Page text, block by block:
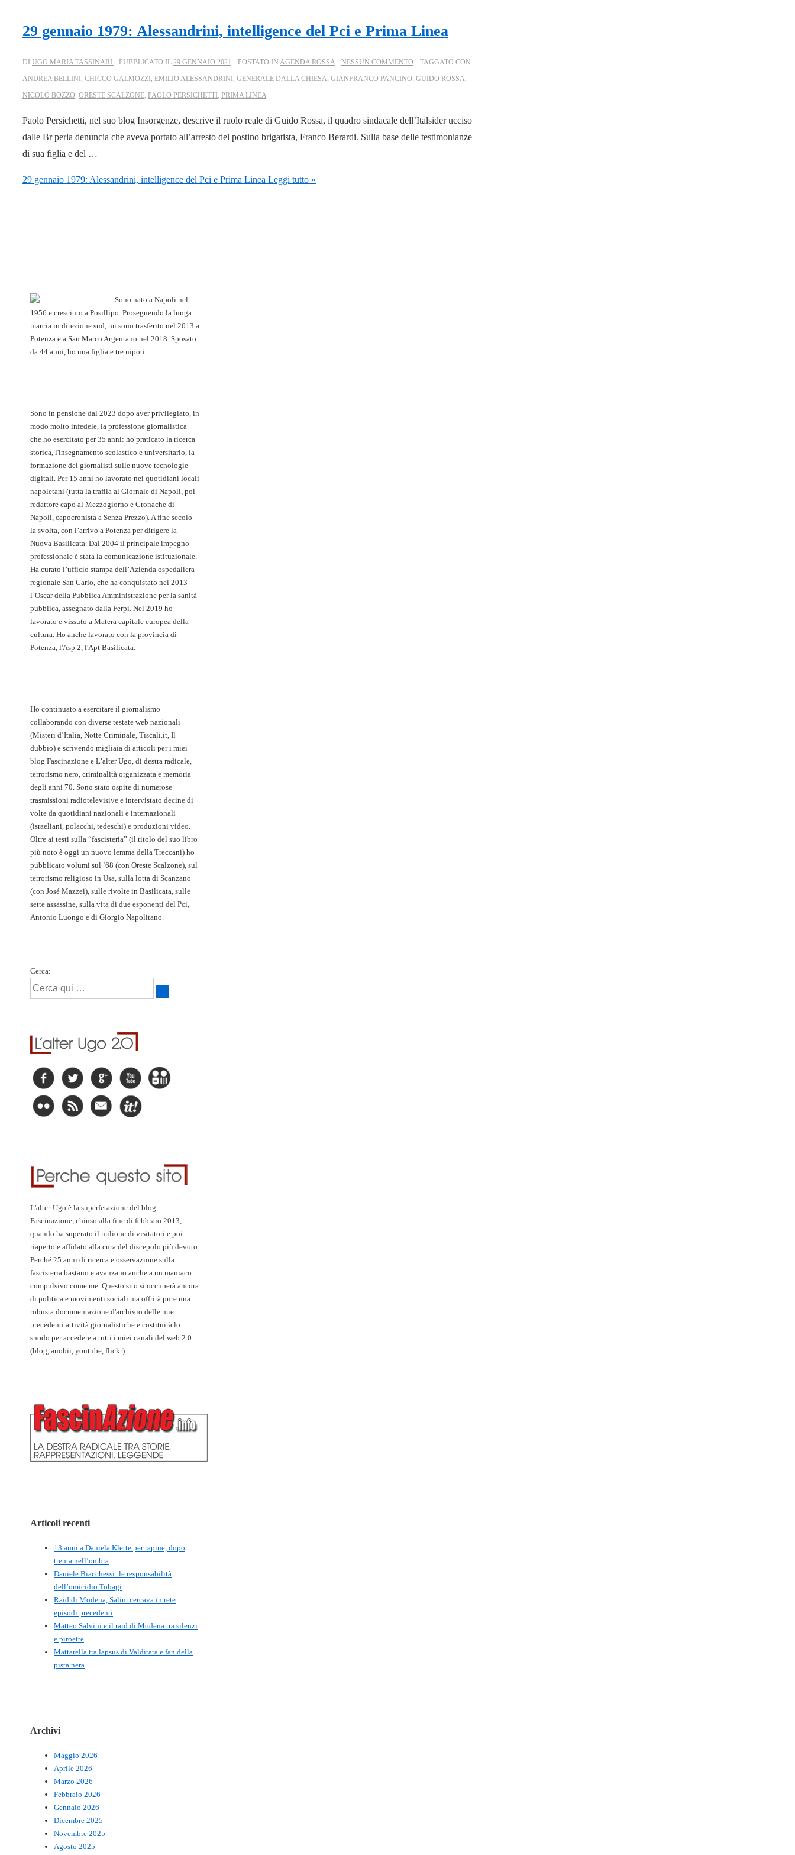
29 gennaio 1979: Alessandrini, intelligence del Pci e Prima Linea
DI UGO MARIA TASSINARI PUBBLICATO IL 29 GENNAIO 2021 POSTATO IN AGENDA ROSSA NESSUN COMMENTO
TAGGATO CON
ANDREA BELLINI , CHICCO GALMOZZI , EMILIO ALESSANDRINI , GENERALE DALLA CHIESA, GIANFRANCO PANCINO, GUIDO ROSSA,
NICOLÒ BOZZO, ORESTE SCALZONE, PAOLO PERSICHETTI , PRIMA LINEA
Paolo Persichetti, nel suo blog Insorgenze, descrive il ruolo reale di Guido Rossa, il quadro sindacale dell’Italsider ucciso
dalle Br perla denuncia che aveva portato all’arresto del postino brigatista, Franco Berardi. Sulla base delle testimonianze
di sua figlia e del …
29 gennaio 1979: Alessandrini, intelligence del Pci e Prima Linea Leggi tutto »
Sono nato a Napoli nel
1956 e cresciuto a Posillipo. Proseguendo la lunga
marcia in direzione sud, mi sono trasferito nel 2013 a
Potenza e a San Marco Argentano nel 2018. Sposato
da 44 anni, ho una figlia e tre nipoti.
Sono in pensione dal 2023 dopo aver privilegiato, in
modo molto infedele, la professione giornalistica
che ho esercitato per 35 anni: ho praticato la ricerca
storica, l'insegnamento scolastico e universitario, la
formazione dei giornalisti sulle nuove tecnologie
digitali. Per 15 anni ho lavorato nei quotidiani locali
napoletani (tutta la trafila al Giornale di Napoli, poi
redattore capo al Mezzogiorno e Cronache di
Napoli, capocronista a Senza Prezzo). A fine secolo
la svolta, con l’arrivo a Potenza per dirigere la
Nuova Basilicata. Dal 2004 il principale impegno
professionale è stata la comunicazione istituzionale.
Ha curato l’ufficio stampa dell’Azienda ospedaliera
regionale San Carlo, che ha conquistato nel 2013
l’Oscar della Pubblica Amministrazione per la sanità
pubblica, assegnato dalla Ferpi. Nel 2019 ho
lavorato e vissuto a Matera capitale europea della
cultura. Ho anche lavorato con la provincia di
Potenza, l'Asp 2, l'Apt Basilicata.
Ho continuato a esercitare il giornalismo
collaborando con diverse testate web nazionali
(Misteri d’Italia, Notte Criminale, Tiscali.it, Il
dubbio) e scrivendo migliaia di articoli per i miei
blog Fascinazione e L’alter Ugo, di destra radicale,
terrorismo nero, criminalità organizzata e memoria
degli anni 70. Sono stato ospite di numerose
trasmissioni radiotelevisive e intervistato decine di
volte da quotidiani nazionali e internazionali
(israeliani, polacchi, tedeschi) e produzioni video.
Oltre ai testi sulla “fascisteria” (il titolo del suo libro
più noto è oggi un nuovo lemma della Treccani) ho
pubblicato volumi sul ‘68 (con Oreste Scalzone), sul
terrorismo religioso in Usa, sulla lotta di Scanzano
(con José Mazzei), sulle rivolte in Basilicata, sulle
sette assassine, sulla vita di due esponenti del Pci,
Antonio Luongo e di Giorgio Napolitano.
Cerca:
L'alter-Ugo è la superfetazione del blog
Fascinazione, chiuso alla fine di febbraio 2013,
quando ha superato il milione di visitatori e poi
riaperto e affidato alla cura del discepolo più devoto.
Perché 25 anni di ricerca e osservazione sulla
fascisteria bastano e avanzano anche a un maniaco
compulsivo come me. Questo sito si occuperà ancora
di politica e movimenti sociali ma offrirà pure una
robusta documentazione d'archivio delle mie
precedenti attività giornalistiche e costituirà lo
snodo per accedere a tutti i miei canali del web 2.0
(blog, anobii, youtube, flickr)
Articoli recenti
13 anni a Daniela Klette per rapine, dopo
trenta nell’ombra
Daniele Biacchessi: le responsabilità
dell’omicidio Tobagi
Raid di Modena, Salim cercava in rete
episodi precedenti
Matteo Salvini e il raid di Modena tra silenzi
e piroette
Mattarella tra lapsus di Valditara e fan della
pista nera
Archivi
Maggio 2026
Aprile 2026
Marzo 2026
Febbraio 2026
Gennaio 2026
Dicembre 2025
Novembre 2025
Agosto 2025